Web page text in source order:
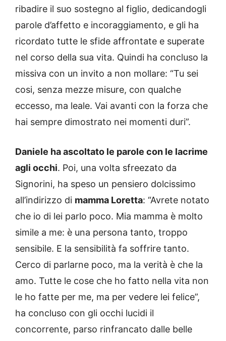
ribadire il suo sostegno al figlio, dedicandogli
parole d’affetto e incoraggiamento, e gli ha
ricordato tutte le sfide affrontate e superate
nel corso della sua vita. Quindi ha concluso la
missiva con un invito a non mollare: “Tu sei
cosi, senza mezze misure, con qualche
eccesso, ma leale. Vai avanti con la forza che
hai sempre dimostrato nei momenti duri”.
Daniele ha ascoltato le parole con le lacrime
agli occhi. Poi, una volta sfreezato da
Signorini, ha speso un pensiero dolcissimo
all’indirizzo di mamma Loretta: “Avrete notato
che io di lei parlo poco. Mia mamma è molto
simile a me: è una persona tanto, troppo
sensibile. E la sensibilità fa soffrire tanto.
Cerco di parlarne poco, ma la verità è che la
amo. Tutte le cose che ho fatto nella vita non
le ho fatte per me, ma per vedere lei felice”,
ha concluso con gli occhi lucidi il
concorrente, parso rinfrancato dalle belle